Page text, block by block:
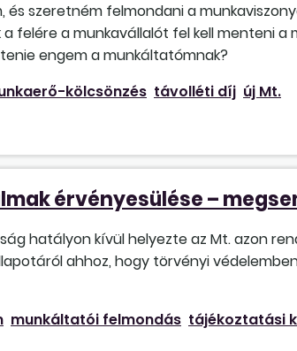
szeretném felmondani a
felére a munkavállalót fel kell menteni
engem a munkáltatómnak?
kölcsönzés távolléti díj új Mt.
érvényesülése –
hatályon kívül helyezte az Mt. azon
ahhoz, hogy törvényi
munkáltatói felmondás tájékoztatási